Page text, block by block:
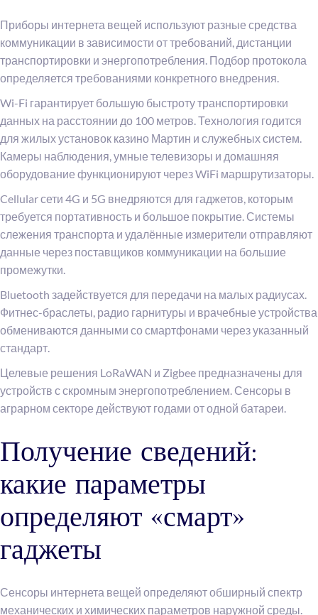
Приборы интернета вещей используют разные средства
коммуникации в зависимости от требований, дистанции
транспортировки и энергопотребления. Подбор протокола
определяется требованиями конкретного внедрения.
Wi-Fi гарантирует большую быстроту транспортировки
данных на расстоянии до 100 метров. Технология годится
для жилых установок казино Мартин и служебных систем.
Камеры наблюдения, умные телевизоры и домашняя
оборудование функционируют через WiFi маршрутизаторы.
Cellular сети 4G и 5G внедряются для гаджетов, которым
требуется портативность и большое покрытие. Системы
слежения транспорта и удалённые измерители отправляют
данные через поставщиков коммуникации на большие
промежутки.
Bluetooth задействуется для передачи на малых радиусах.
Фитнес-браслеты, радио гарнитуры и врачебные устройства
обмениваются данными со смартфонами через указанный
стандарт.
Целевые решения LoRaWAN и Zigbee предназначены для
устройств с скромным энергопотреблением. Сенсоры в
аграрном секторе действуют годами от одной батареи.
Получение сведений:
какие параметры
определяют «смарт»
гаджеты
Сенсоры интернета вещей определяют обширный спектр
механических и химических параметров наружной среды.